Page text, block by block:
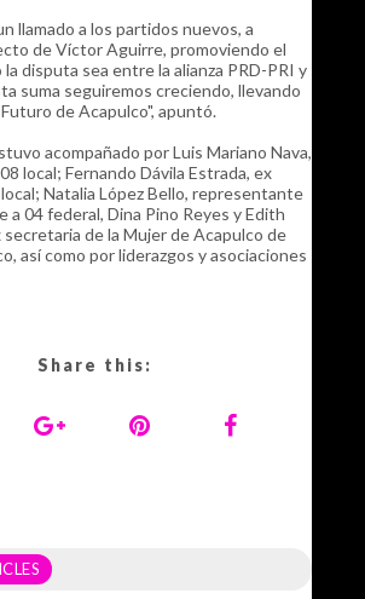
llamado a los partidos nuevos, a
de Víctor Aguirre, promoviendo el
disputa sea entre la alianza PRD-PRI y
suma seguiremos creciendo, llevando
de Acapulco", apuntó.
acompañado por Luis Mariano Nava,
local; Fernando Dávila Estrada, ex
Natalia López Bello, representante
a 04 federal, Dina Pino Reyes y Edith
secretaria de la Mujer de Acapulco de
así como por liderazgos y asociaciones
Share this: